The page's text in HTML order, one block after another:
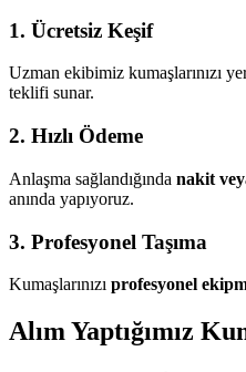
1. Ücretsiz Keşif
Uzman ekibimiz kumaşlarınızı
teklifi sunar.
2. Hızlı Ödeme
Anlaşma sağlandığında nakit
anında yapıyoruz.
3. Profesyonel Taşıma
Kumaşlarınızı profesyonel
Alım Yaptığımız